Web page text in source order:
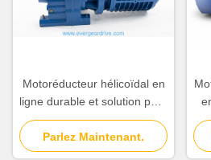
Motoréducteur hélicoïdal en
ligne durable et solution pour
les applications
d'automatisation industrielle
avec une conception
Parlez Maintenant.